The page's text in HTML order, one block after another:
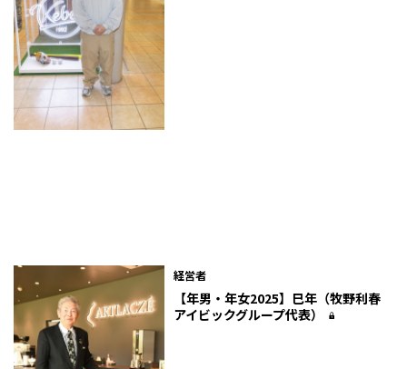
経営者
【年男・年女2025】巳年（牧野利春
アイビックグループ代表）